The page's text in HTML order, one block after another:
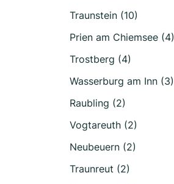
Traunstein (10)
Prien am Chiemsee (4)
Trostberg (4)
Wasserburg am Inn (3)
Raubling (2)
Vogtareuth (2)
Neubeuern (2)
Traunreut (2)